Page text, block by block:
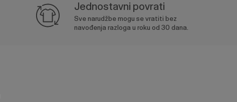
Jednostavni povrati
Sve narudžbe mogu se vratiti bez
navođenja razloga u roku od 30 dana.